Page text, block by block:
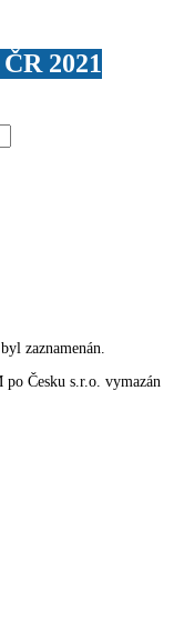
2021
zaznamenán.
po Česku s.r.o. vymazán